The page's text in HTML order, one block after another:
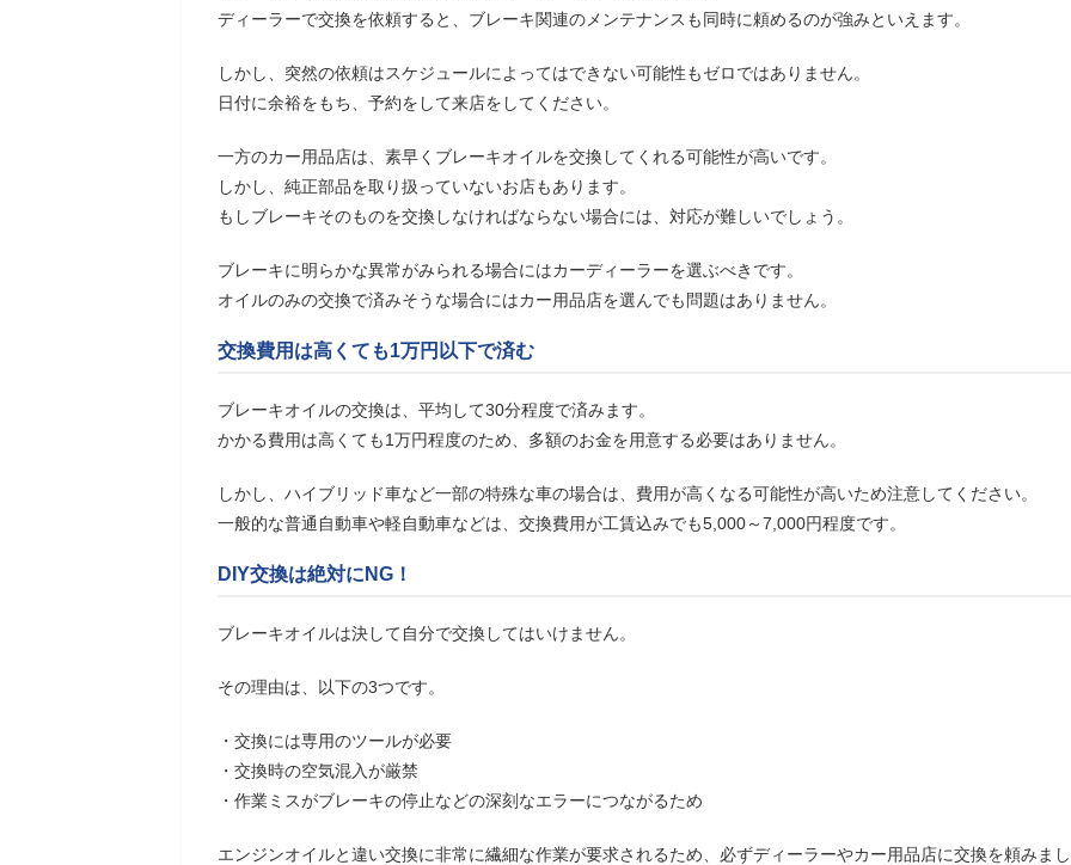
ディーラーで交換を依頼すると、ブレーキ関連のメンテナンスも同時に頼めるのが強みといえます。
しかし、突然の依頼はスケジュールによってはできない可能性もゼロではありません。
日付に余裕をもち、予約をして来店をしてください。
一方のカー用品店は、素早くブレーキオイルを交換してくれる可能性が高いです。
しかし、純正部品を取り扱っていないお店もあります。
もしブレーキそのものを交換しなければならない場合には、対応が難しいでしょう。
ブレーキに明らかな異常がみられる場合にはカーディーラーを選ぶべきです。
オイルのみの交換で済みそうな場合にはカー用品店を選んでも問題はありません。
交換費用は高くても1万円以下で済む
ブレーキオイルの交換は、平均して30分程度で済みます。
かかる費用は高くても1万円程度のため、多額のお金を用意する必要はありません。
しかし、ハイブリッド車など一部の特殊な車の場合は、費用が高くなる可能性が高いため注意してください。
一般的な普通自動車や軽自動車などは、交換費用が工賃込みでも5,000～7,000円程度です。
DIY交換は絶対にNG！
ブレーキオイルは決して自分で交換してはいけません。
その理由は、以下の3つです。
・交換には専用のツールが必要
・交換時の空気混入が厳禁
・作業ミスがブレーキの停止などの深刻なエラーにつながるため
エンジンオイルと違い交換に非常に繊細な作業が要求されるため、必ずディーラーやカー用品店に交換を頼みま